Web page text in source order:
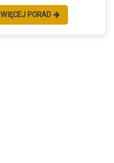
WIĘCEJ PORAD